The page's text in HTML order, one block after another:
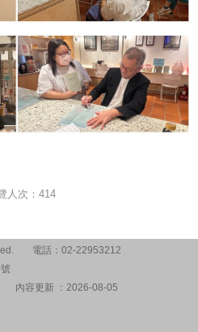
人次：414
電話：02-22953212
內容更新 ：2026-08-05